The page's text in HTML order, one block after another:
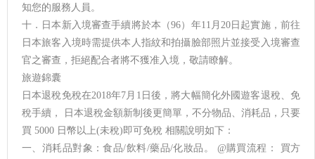
知您的服務人員。
十．日本新入境審查手續將於本（96）年11月20日起實施，前往
日本旅客入境時需提供本人指紋和拍攝臉部照片並接受入境審查
官之審查，拒絕配合者將不獲准入境，敬請瞭解。
旅遊錦囊
日本退稅免稅在2018年7月1日後，將大幅簡化外國遊客退稅、免
稅手續， 日本退稅金額新制後更簡單，不分物品、消耗品，只要
買 5000 日幣以上(未稅)即可免稅 相關說明如下：
一、消耗品對象：食品/飲料/藥品/化妝品。 @購買流程： 買方